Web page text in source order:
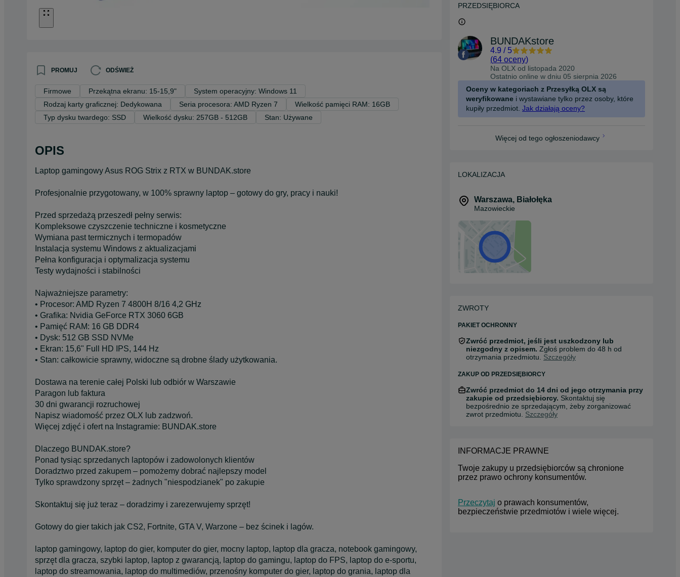
PROMUJ ODŚWIEŻ
Firmowe Przekątna ekranu: 15-15,9"
System operacyjny: Windows 11
Rodzaj karty graficznej: Dedykowana
Seria procesora: AMD Ryzen 7
Wielkość pamięci RAM: 16GB
Typ dysku twardego: SSD
Wielkość dysku: 257GB - 512GB Stan: Używane
OPIS
Laptop gamingowy Asus ROG Strix z RTX w BUNDAK.store
Profesjonalnie przygotowany, w 100% sprawny laptop – gotowy do gry, pracy i nauki!
Przed sprzedażą przeszedł pełny serwis:
Kompleksowe czyszczenie techniczne i kosmetyczne
Wymiana past termicznych i termopadów
Instalacja systemu Windows z aktualizacjami
Pełna konfiguracja i optymalizacja systemu
Testy wydajności i stabilności
Najważniejsze parametry:
• Procesor: AMD Ryzen 7 4800H 8/16 4,2 GHz
• Grafika: Nvidia GeForce RTX 3060 6GB
• Pamięć RAM: 16 GB DDR4
• Dysk: 512 GB SSD NVMe
• Ekran: 15,6" Full HD IPS, 144 Hz
• Stan: całkowicie sprawny, widoczne są drobne ślady użytkowania.
Dostawa na terenie całej Polski lub odbiór w Warszawie
Paragon lub faktura
30 dni gwarancji rozruchowej
Napisz wiadomość przez OLX lub zadzwoń.
Więcej zdjęć i ofert na Instagramie: BUNDAK.store
Dlaczego BUNDAK.store?
Ponad tysiąc sprzedanych laptopów i zadowolonych klientów
Doradztwo przed zakupem – pomożemy dobrać najlepszy model
Tylko sprawdzony sprzęt – żadnych "niespodzianek" po zakupie
Skontaktuj się już teraz – doradzimy i zarezerwujemy sprzęt!
Gotowy do gier takich jak CS2, Fortnite, GTA V, Warzone – bez ścinek i lagów.
laptop gamingowy, laptop do gier, komputer do gier, mocny laptop, laptop dla gracza, notebook gamingowy,
sprzęt dla gracza, szybki laptop, laptop z gwarancją, laptop do gamingu, laptop do FPS, laptop do e-sportu,
laptop do streamowania, laptop do multimediów, przenośny komputer do gier, laptop do grania, laptop dla
PRZEDSIĘBIORCA
BUNDAKstore
4.9 / 5
(64 oceny)
Na OLX od listopada 2020
Ostatnio online w dniu 05 sierpnia 2026
Oceny w kategoriach z Przesyłką OLX są
weryfikowane i wystawiane tylko przez osoby, które
kupiły przedmiot. Jak działają oceny?
Więcej od tego ogłoszeniodawcy
LOKALIZACJA
Warszawa, Białołęka
Mazowieckie
ZWROTY
PAKIET OCHRONNY
Zwróć przedmiot, jeśli jest uszkodzony lub
niezgodny z opisem. Zgłoś problem do 48 h od
otrzymania przedmiotu. Szczegóły
ZAKUP OD PRZEDSIĘBIORCY
Zwróć przedmiot do 14 dni od jego otrzymania przy
zakupie od przedsiębiorcy. Skontaktuj się
bezpośrednio ze sprzedającym, żeby zorganizować
zwrot przedmiotu. Szczegóły
INFORMACJE PRAWNE
Twoje zakupy u przedsiębiorców są chronione
przez prawo ochrony konsumentów.
Przeczytaj o prawach konsumentów,
bezpieczeństwie przedmiotów i wiele więcej.